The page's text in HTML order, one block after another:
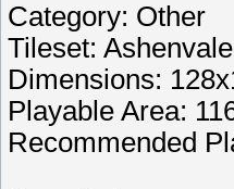
Category: Other
Tileset: Ashenvale
Dimensions:
Playable Area:
Recommended